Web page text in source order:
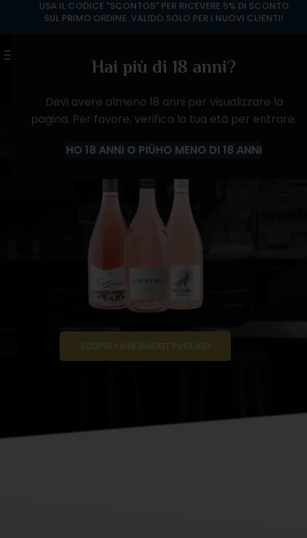
Hai più di 18 anni?
Devi avere almeno 18 anni per visualizzare la
pagina. Per favore, verifica la tua età per entrare.
HO 18 ANNI O PIÙHO MENO DI 18 ANNI
Vini Rosati Pugliesi
SCOPRI I VINI ROSATI PUGLIESI